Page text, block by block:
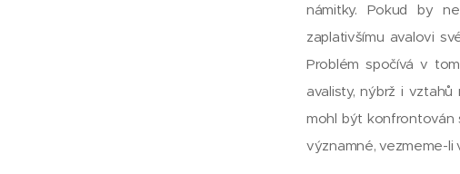
námitky. Pokud by
zaplativšímu avalovi
Problém spočívá v
avalisty, nýbrž i
mohl být konfrontován
významné, vezmeme-li